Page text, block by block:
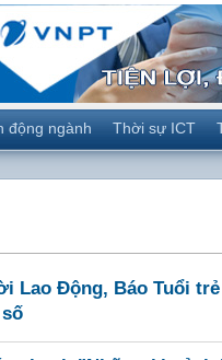
động ngành Thời sự ICT
Lao Động, Báo Tuổi